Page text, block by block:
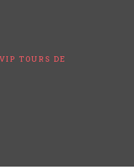
TOURS DE